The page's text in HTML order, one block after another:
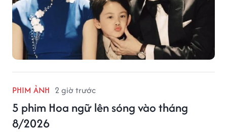
PHIM ẢNH 2 giờ trước
5 phim Hoa ngữ lên sóng vào tháng
8/2026